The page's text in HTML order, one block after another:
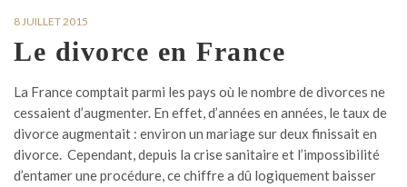
8 JUILLET 2015
Le divorce en France
La France comptait parmi les pays où le nombre de divorces ne
cessaient d’augmenter. En effet, d’années en années, le taux de
divorce augmentait : environ un mariage sur deux finissait en
divorce. Cependant, depuis la crise sanitaire et l’impossibilité
d’entamer une procédure, ce chiffre a dû logiquement baisser